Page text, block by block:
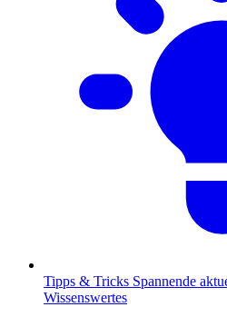
Tipps & Tricks Spannende
Wissenswertes